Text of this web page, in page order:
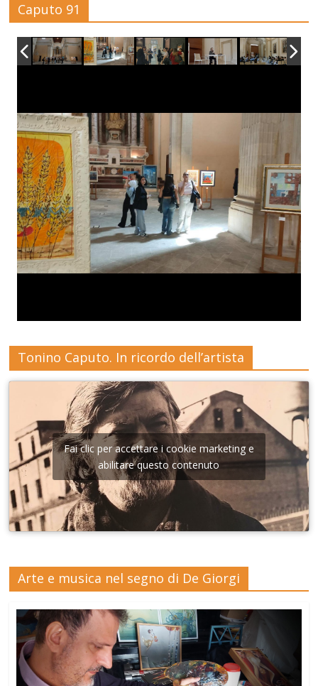
Caputo 91
Tonino Caputo. In ricordo dell’artista
Fai clic per accettare i cookie marketing e
abilitare questo contenuto
Arte e musica nel segno di De Giorgi